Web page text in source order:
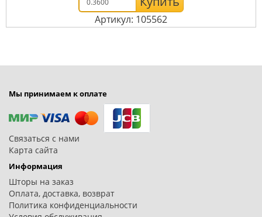
Артикул: 105562
Мы принимаем к оплате
Связаться с нами
Карта сайта
Информация
Шторы на заказ
Оплата, доставка, возврат
Политика конфиденциальности